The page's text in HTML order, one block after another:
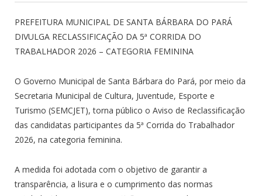
PREFEITURA MUNICIPAL DE SANTA BÁRBARA DO PARÁ
DIVULGA RECLASSIFICAÇÃO DA 5ª CORRIDA DO
TRABALHADOR 2026 – CATEGORIA FEMININA
O Governo Municipal de Santa Bárbara do Pará, por meio da
Secretaria Municipal de Cultura, Juventude, Esporte e
Turismo (SEMCJET), torna público o Aviso de Reclassificação
das candidatas participantes da 5ª Corrida do Trabalhador
2026, na categoria feminina.
A medida foi adotada com o objetivo de garantir a
transparência, a lisura e o cumprimento das normas